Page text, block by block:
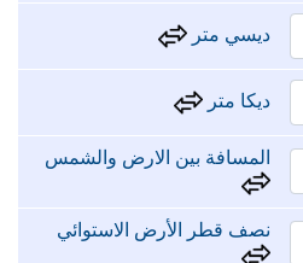
ديسي متر
ديكا متر
المسافة بين الارض والشمس
نصف قطر الأرض الاستوائي